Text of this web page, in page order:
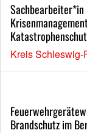
Sachbearbeiter*in
Kreis
Brandschutz im